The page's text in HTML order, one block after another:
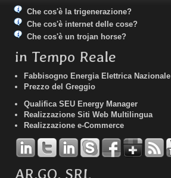
Che cos'è la trigenerazione?
Che cos'è internet delle cose?
Che cos'è un trojan horse?
in Tempo Reale
Fabbisogno Energia Elettrica Nazionale
Prezzo del Greggio
Qualifica SEU Energy Manager
Realizzazione Siti Web Multilingua
Realizzazione e-Commerce
AR.GO. SRL